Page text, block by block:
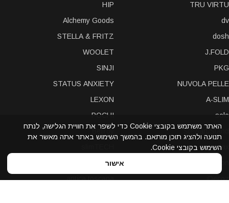
TRU VIRTU
dv
dosh
J.FOLD
PKG
NUVOLA PELLE
A-SLIM
solo
Stewart/Stand
dax
iDecoz
HIP
Alchemy Goods
STELLA & FRITZ
WOOLET
SINJI
STATUS ANXIETY
LEXON
POCHI
Bellroy
LOQI
antica toscana
האתר משתמש בקובצי Cookie כדי לשפר את חוויית הגלישה, לנתח
תנועה ולהציג תוכן מותאם. בהמשך השימוש באתר אתה מאשר את
השימוש בקובצי Cookie.
אישור